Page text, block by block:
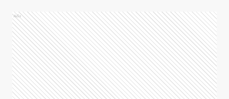
Ads